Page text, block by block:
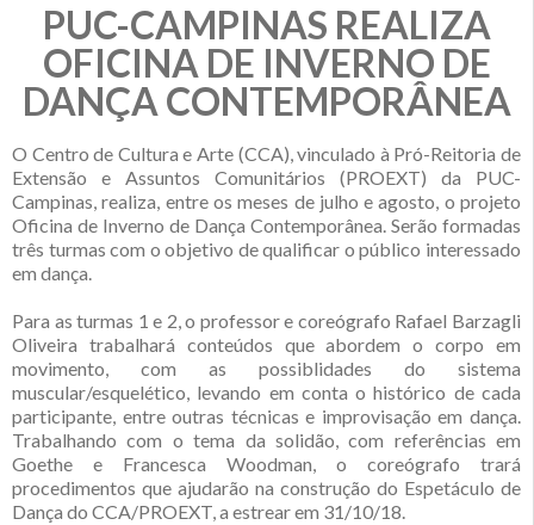
PUC-CAMPINAS REALIZA
OFICINA DE INVERNO DE
DANÇA CONTEMPORÂNEA
O Centro de Cultura e Arte (CCA), vinculado à Pró-Reitoria de
Extensão e Assuntos Comunitários (PROEXT) da PUC-
Campinas, realiza, entre os meses de julho e agosto, o projeto
Oficina de Inverno de Dança Contemporânea. Serão formadas
três turmas com o objetivo de qualificar o público interessado
em dança.
Para as turmas 1 e 2, o professor e coreógrafo Rafael Barzagli
Oliveira trabalhará conteúdos que abordem o corpo em
movimento, com as possiblidades do sistema
muscular/esquelético, levando em conta o histórico de cada
participante, entre outras técnicas e improvisação em dança.
Trabalhando com o tema da solidão, com referências em
Goethe e Francesca Woodman, o coreógrafo trará
procedimentos que ajudarão na construção do Espetáculo de
Dança do CCA/PROEXT, a estrear em 31/10/18.